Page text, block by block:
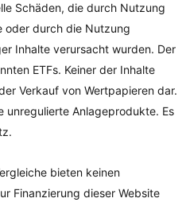
Schäden, die durch Nutzung
oder durch die Nutzung
Inhalte verursacht wurden. Der
ETFs. Keiner der Inhalte
Verkauf von Wertpapieren dar.
unregulierte Anlageprodukte. Es
bieten keinen
Finanzierung dieser Website